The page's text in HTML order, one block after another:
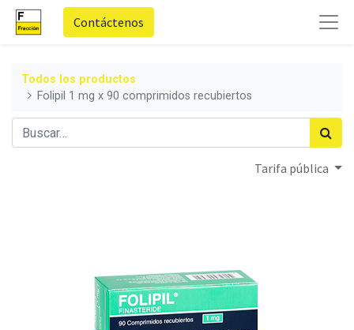
Contáctenos
Todos los productos
Folipil 1 mg x 90 comprimidos recubiertos
Tarifa pública